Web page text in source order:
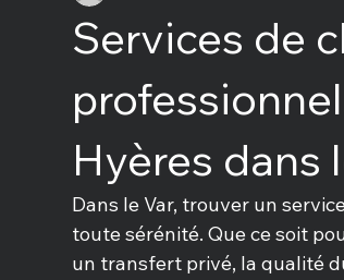
Services de
Hyères dans
Dans le Var, trouver un
toute sérénité. Que ce soit
un transfert privé, la qualité